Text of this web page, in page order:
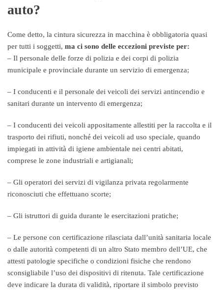
auto?
Come detto, la cintura sicurezza in macchina è obbligatoria quasi
per tutti i soggetti, ma ci sono delle eccezioni previste per:
– Il personale delle forze di polizia e dei corpi di polizia
municipale e provinciale durante un servizio di emergenza;
– I conducenti e il personale dei veicoli dei servizi antincendio e
sanitari durante un intervento di emergenza;
– I conducenti dei veicoli appositamente allestiti per la raccolta e il
trasporto dei rifiuti, nonché dei veicoli ad uso speciale, quando
impiegati in attività di igiene ambientale nei centri abitati,
comprese le zone industriali e artigianali;
– Gli operatori dei servizi di vigilanza privata regolarmente
riconosciuti che effettuano scorte;
– Gli istruttori di guida durante le esercitazioni pratiche;
– Le persone con certificazione rilasciata dall’unità sanitaria locale
o dalle autorità competenti di un altro Stato membro dell’UE, che
attesti patologie specifiche o condizioni fisiche che rendono
sconsigliabile l’uso dei dispositivi di ritenuta. Tale certificazione
deve indicare la durata di validità, riportare il simbolo previsto